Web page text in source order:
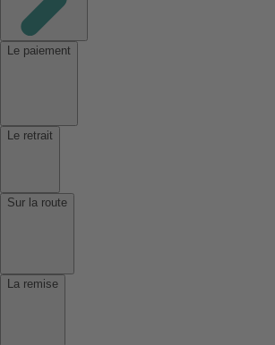
Le paiement
Le retrait
Sur la route
La remise